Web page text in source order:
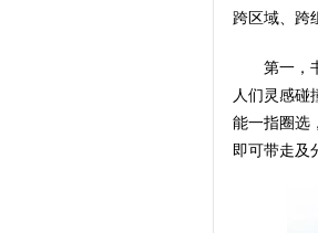
跨区域、跨
第一，
人们灵感碰
能一指圈选
即可带走及